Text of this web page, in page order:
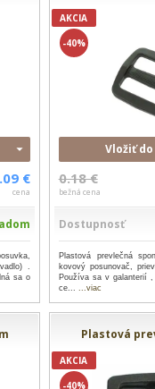
€
cena
.
sa o
AKCIA
-40%
Vložiť
0.18 €
bežná cena
Dostupnosť
Plastová prevlečná
kovový posunovač,
Používa sa v galanterií
ce... ...viac
Plastová
AKCIA
-40%